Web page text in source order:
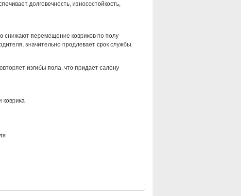
долговечность, износостойкость,
снижают перемещение ковриков по полу
значительно продлевает срок службы.
изгибы пола, что придает салону
коврика